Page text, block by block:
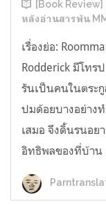
[Book
หลังอ่านสารพัน
เรื่องย่อ:
Rodderick มีโทร
รันเป็นคนในตระ
ปมด้อยบางอย่าง
เสมอ จึงดิ้นรนอย
อิทธิพลของที่บ้าน